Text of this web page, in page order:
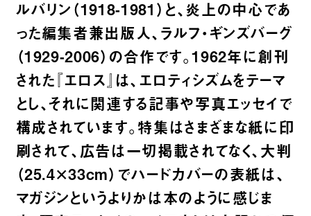
ルバリン（1918-1981）と、炎上の中心であ
った編集者兼出版人、ラルフ・ギンズバーグ
（1929-2006）の合作です。1962年に創刊
された『エロス』は、エロティシズムをテーマ
とし、それに関連する記事や写真エッセイで
構成されています。特集はさまざまな紙に印
刷されて、広告は一切掲載されてなく、大判
（25.4×33cm）でハードカバーの表紙は、
マガジンというよりかは本のように感じま